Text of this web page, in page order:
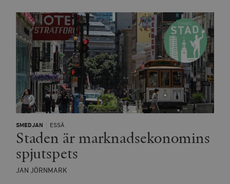
SMEDJAN ESSÄ
Staden är marknadsekonomins
spjutspets
JAN JÖRNMARK